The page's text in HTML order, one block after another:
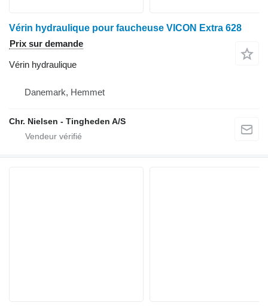
Vérin hydraulique pour faucheuse VICON Extra 628
Prix sur demande
Vérin hydraulique
Danemark, Hemmet
Chr. Nielsen - Tingheden A/S